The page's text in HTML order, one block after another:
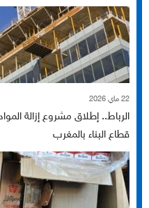
22 ماي 2026
الرباط.. إطلاق مشروع إزالة
قطاع البناء بالمغرب